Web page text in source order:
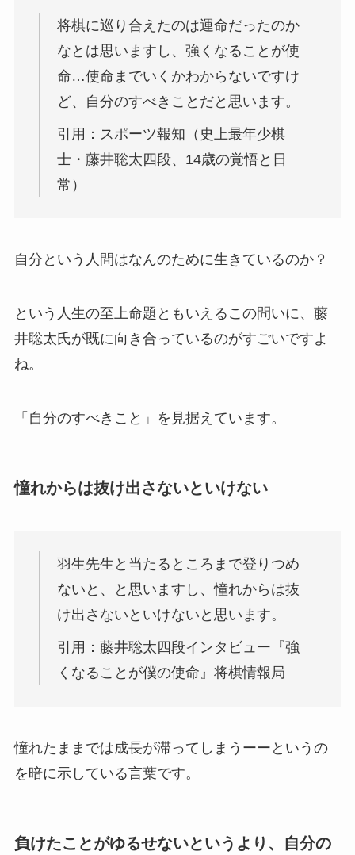
将棋に巡り合えたのは運命だったのか
なとは思いますし、強くなることが使
命…使命までいくかわからないですけ
ど、自分のすべきことだと思います。
引用：スポーツ報知（史上最年少棋
士・藤井聡太四段、14歳の覚悟と日
常）
自分という人間はなんのために生きているのか？
という人生の至上命題ともいえるこの問いに、藤
井聡太氏が既に向き合っているのがすごいですよ
ね。
「自分のすべきこと」を見据えています。
憧れからは抜け出さないといけない
羽生先生と当たるところまで登りつめ
ないと、と思いますし、憧れからは抜
け出さないといけないと思います。
引用：藤井聡太四段インタビュー『強
くなることが僕の使命』将棋情報局
憧れたままでは成長が滞ってしまうーーというの
を暗に示している言葉です。
負けたことがゆるせないというより、自分の